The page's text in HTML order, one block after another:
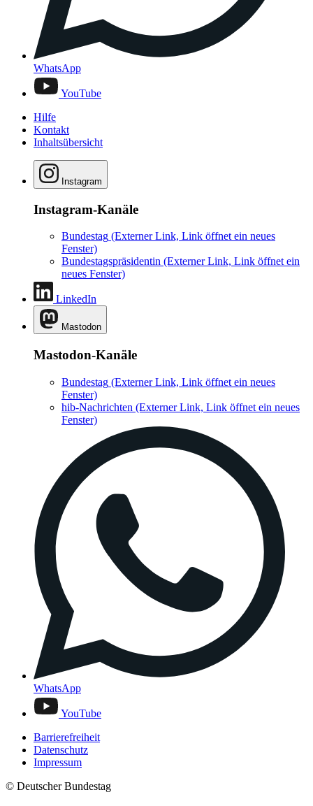
WhatsApp
YouTube
Hilfe
Kontakt
Inhaltsübersicht
Instagram
Instagram-Kanäle
Bundestag (Externer Link, Link öffnet ein neues
Fenster)
Bundestagspräsidentin (Externer Link, Link öffnet ein
neues Fenster)
LinkedIn
Mastodon
Mastodon-Kanäle
Bundestag (Externer Link, Link öffnet ein neues
Fenster)
hib-Nachrichten (Externer Link, Link öffnet ein neues
Fenster)
WhatsApp
YouTube
Barrierefreiheit
Datenschutz
Impressum
© Deutscher Bundestag